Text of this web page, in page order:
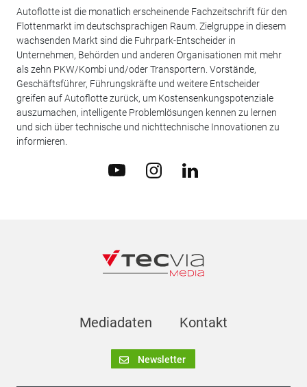
Autoflotte ist die monatlich erscheinende Fachzeitschrift für den
Flottenmarkt im deutschsprachigen Raum. Zielgruppe in diesem
wachsenden Markt sind die Fuhrpark-Entscheider in
Unternehmen, Behörden und anderen Organisationen mit mehr
als zehn PKW/Kombi und/oder Transportern. Vorstände,
Geschäftsführer, Führungskräfte und weitere Entscheider
greifen auf Autoflotte zurück, um Kostensenkungspotenziale
auszumachen, intelligente Problemlösungen kennen zu lernen
und sich über technische und nichttechnische Innovationen zu
informieren.
Mediadaten Kontakt
Newsletter